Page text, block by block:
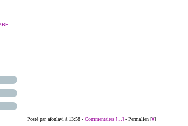
Posté par afonlavi à 13:58 - Commentaires [ ] - Permalien [#]